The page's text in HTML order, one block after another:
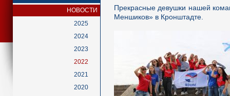
НОВОСТИ
2025
2024
2023
2022
2021
2020
Прекрасные девушки нашей
Меншиков» в Кронштадте.